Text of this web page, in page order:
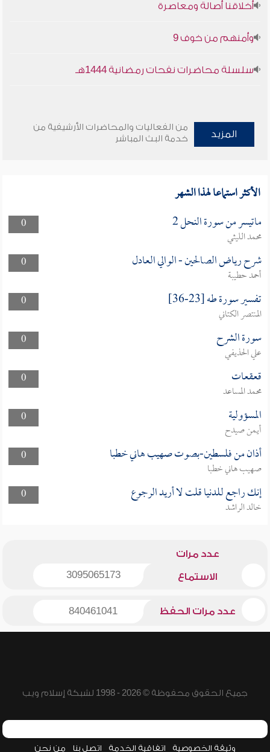
أخلاقنا أصالة ومعاصرة
وأمنهم من خوف 9
سلسلة محاضرات نفحات رمضانية 1444هـ
المزيد
من الفعاليات والمحاضرات الأرشيفية من
خدمة البث المباشر
الأكثر استماعا لهذا الشهر
0 ماتيسر من سورة النحل 2
محمد الليثي
0
شرح رياض الصالحين - الوالي العادل
أحمد حطيبة
0
تفسير سورة طه [23-36]
المنتصر الكتاني
0
سورة الشرح
علي الحذيفي
0
قعقعات
محمد المساعد
0
المسؤولية
أيمن صيدح
0
أذان من فلسطين-بصوت صهيب هاني خطبا
صهيب هاني خطبا
0
إنك راجع للدنيا قلت لا أريد الرجوع
خالد الراشد
عدد مرات
الاستماع 3095065173
عدد مرات الحفظ 840461041
جميع الحقوق محفوظة © 2026 - 1998 لشبكة إسلام ويب
وثيقة الخصوصية اتفاقية الخدمة اتصل بنا من نحن